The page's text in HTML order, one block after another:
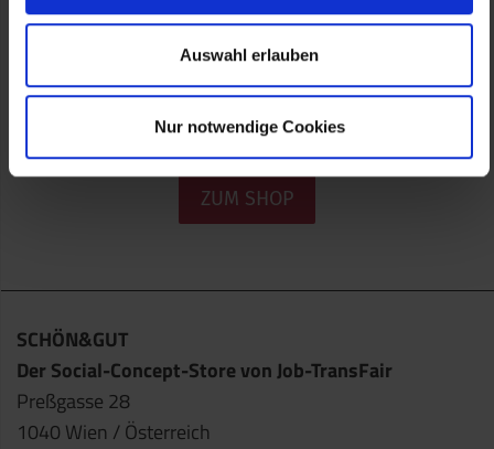
Auswahl erlauben
Nur notwendige Cookies
ZUM SHOP
SCHÖN&GUT
Der Social-Concept-Store von Job-TransFair
Preßgasse 28
1040 Wien / Österreich